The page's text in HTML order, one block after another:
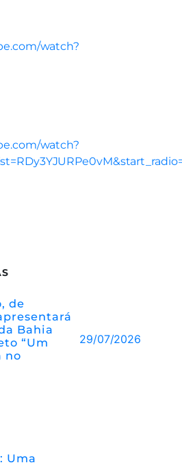
watch?
watch?
de
Bahia
“Um
no
29/07/2026
Uma